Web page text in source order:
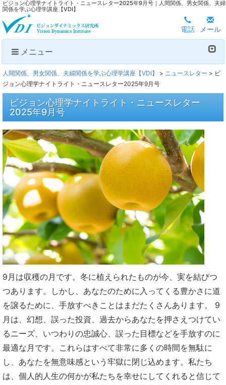
ビジョン心理学ナイトライト・ニュースレター2025年9月号｜人間関係、男女関係、夫婦
関係を学ぶ心理学講座【VDI】
電話 メール
メニュー
人間関係、男女関係、夫婦関係を学ぶ心理学講座【VDI】 > ニュースレター > ビ
ジョン心理学ナイトライト・ニュースレター2025年9月号
ビジョン心理学ナイトライト・ニュースレター
2025年9月号
9月は収穫の月です。冬に植えられたものが今、実を結びつ
つあります。しかし、あなたのために入ってくる豊かさに道
を譲るために、手放すべきことはまだたくさんあります。 9
月は、幻想、誤った投資、過去からあなたを押さえつけてい
るニーズ、いつわりの忠誠心、誤った目標などを手放すのに
最適な月です。これらはすべて非常に多くの時間を無駄に
し、あなたを無意味感という牢獄に閉じ込めます。私たち
は、個人的人生の何かが私たちを幸せにしてくれると信じて